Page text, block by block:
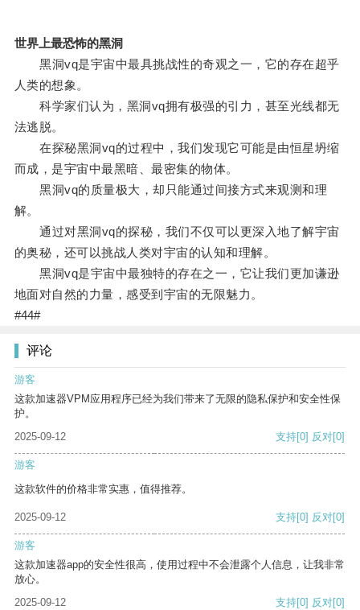
世界上最恐怖的黑洞
黑洞vq是宇宙中最具挑战性的奇观之一，它的存在超乎
人类的想象。
科学家们认为，黑洞vq拥有极强的引力，甚至光线都无
法逃脱。
在探秘黑洞vq的过程中，我们发现它可能是由恒星坍缩
而成，是宇宙中最黑暗、最密集的物体。
黑洞vq的质量极大，却只能通过间接方式来观测和理
解。
通过对黑洞vq的探秘，我们不仅可以更深入地了解宇宙
的奥秘，还可以挑战人类对宇宙的认知和理解。
黑洞vq是宇宙中最独特的存在之一，它让我们更加谦逊
地面对自然的力量，感受到宇宙的无限魅力。
#44#
评论
游客
这款加速器VPM应用程序已经为我们带来了无限的隐私保护和安全性保
护。
2025-09-12
支持[0] 反对[0]
游客
这款软件的价格非常实惠，值得推荐。
2025-09-12 支持[0] 反对[0]
游客
这款加速器app的安全性很高，使用过程中不会泄露个人信息，让我非常
放心。
2025-09-12
支持[0] 反对[0]